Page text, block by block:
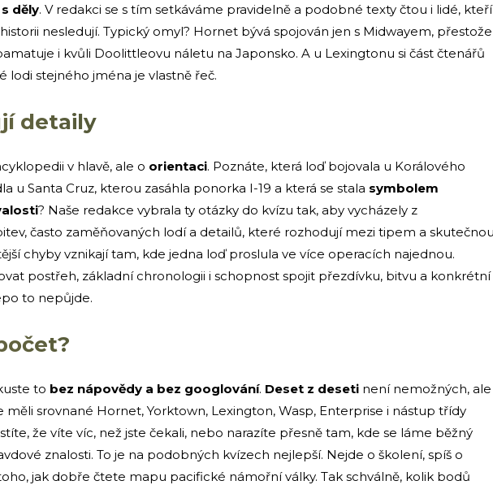
děly. V redakci se s tím setkáváme pravidelně a podobné texty čtou i lidé, kteří
nesledují. Typický omyl? Hornet bývá spojován jen s Midwayem, přestože
i kvůli Doolittleovu náletu na Japonsko. A u Lexingtonu si část čtenářů
lodi stejného jména je vlastně řeč.
detaily
v hlavě, ale o orientaci. Poznáte, která loď bojovala u Korálového
u Santa Cruz, kterou zasáhla ponorka I-19 a která se stala symbolem
? Naše redakce vybrala ty otázky do kvízu tak, aby vycházely z
často zaměňovaných lodí a detailů, které rozhodují mezi tipem a skutečnou
chyby vznikají tam, kde jedna loď proslula ve více operacích najednou.
postřeh, základní chronologii i schopnost spojit přezdívku, bitvu a konkrétní
to nepůjde.
to bez nápovědy a bez googlování. Deset z deseti není nemožných, ale
měli srovnané Hornet, Yorktown, Lexington, Wasp, Enterprise i nástup třídy
že víte víc, než jste čekali, nebo narazíte přesně tam, kde se láme běžný
znalosti. To je na podobných kvízech nejlepší. Nejde o školení, spíš o
jak dobře čtete mapu pacifické námořní války. Tak schválně, kolik bodů